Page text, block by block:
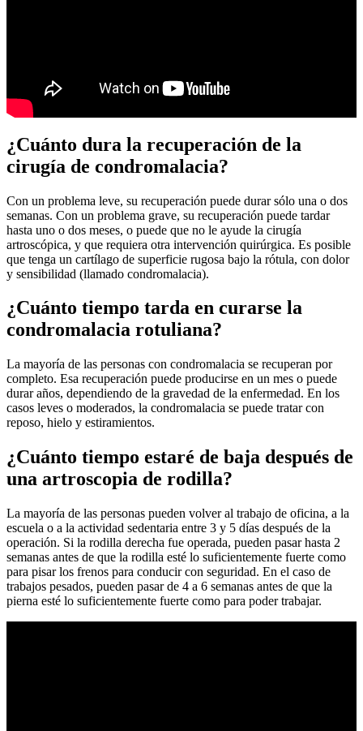
¿Cuánto dura la recuperación de la
cirugía de condromalacia?
Con un problema leve, su recuperación puede durar sólo una o dos
semanas. Con un problema grave, su recuperación puede tardar
hasta uno o dos meses, o puede que no le ayude la cirugía
artroscópica, y que requiera otra intervención quirúrgica. Es posible
que tenga un cartílago de superficie rugosa bajo la rótula, con dolor
y sensibilidad (llamado condromalacia).
¿Cuánto tiempo tarda en curarse la
condromalacia rotuliana?
La mayoría de las personas con condromalacia se recuperan por
completo. Esa recuperación puede producirse en un mes o puede
durar años, dependiendo de la gravedad de la enfermedad. En los
casos leves o moderados, la condromalacia se puede tratar con
reposo, hielo y estiramientos.
¿Cuánto tiempo estaré de baja después de
una artroscopia de rodilla?
La mayoría de las personas pueden volver al trabajo de oficina, a la
escuela o a la actividad sedentaria entre 3 y 5 días después de la
operación. Si la rodilla derecha fue operada, pueden pasar hasta 2
semanas antes de que la rodilla esté lo suficientemente fuerte como
para pisar los frenos para conducir con seguridad. En el caso de
trabajos pesados, pueden pasar de 4 a 6 semanas antes de que la
pierna esté lo suficientemente fuerte como para poder trabajar.